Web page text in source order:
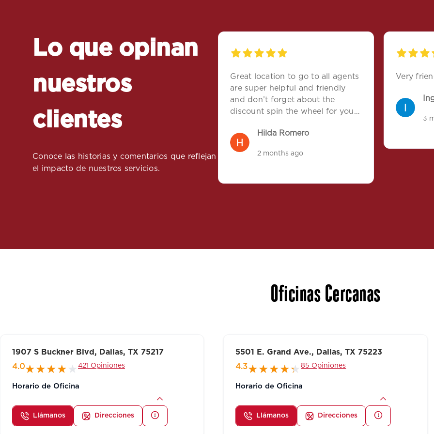
Lo que opinan
nuestros
clientes
Conoce las historias y comentarios que reflejan
el impacto de nuestros servicios.
Great location to go to all agents
are super helpful and friendly
and don’t forget about the
discount spin the wheel for your
Hilda Romero
2 months ago
Very
3
Oficinas Cercanas
1907 S Buckner Blvd, Dallas, TX 75217
4.0
421 Opiniones
Horario de Oficina
Llámanos Direcciones
5501 E. Grand Ave., Dallas, TX 75223
4.3
85 Opiniones
Horario de Oficina
Llámanos Direcciones